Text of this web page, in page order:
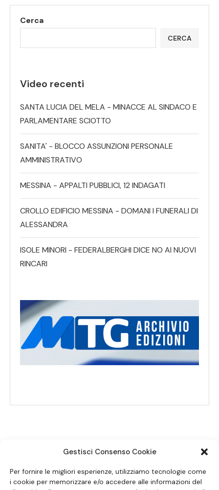
Gestisci Consenso Cookie
Per fornire le migliori esperienze, utilizziamo tecnologie come
i cookie per memorizzare e/o accedere alle informazioni del
Cerca
CERCA
Video recenti
SANTA LUCIA DEL MELA - MINACCE AL SINDACO E
PARLAMENTARE SCIOTTO
SANITA' - BLOCCO ASSUNZIONI PERSONALE
AMMINISTRATIVO
MESSINA - APPALTI PUBBLICI, 12 INDAGATI
CROLLO EDIFICIO MESSINA - DOMANI I FUNERALI DI
ALESSANDRA
ISOLE MINORI - FEDERALBERGHI DICE NO AI NUOVI
RINCARI
SEGUICI SUI SOCIAL